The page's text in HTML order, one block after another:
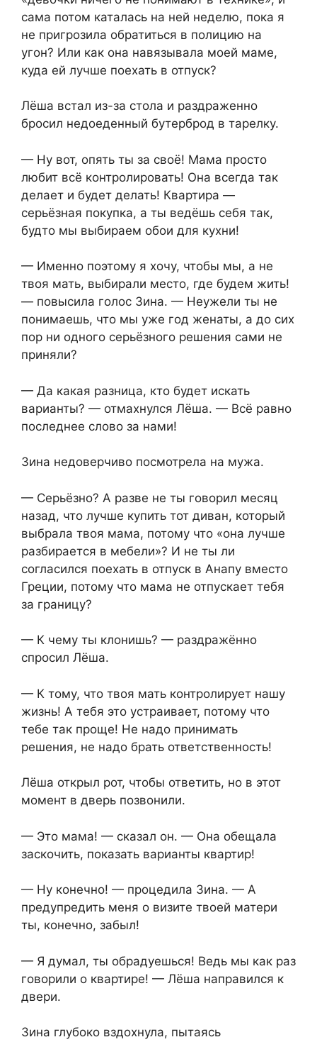
сама потом каталась на ней неделю, пока я
не пригрозила обратиться в полицию на
угон? Или как она навязывала моей маме,
куда ей лучше поехать в отпуск?
Лёша встал из-за стола и раздраженно
бросил недоеденный бутерброд в тарелку.
— Ну вот, опять ты за своё! Мама просто
любит всё контролировать! Она всегда так
делает и будет делать! Квартира —
серьёзная покупка, а ты ведёшь себя так,
будто мы выбираем обои для кухни!
— Именно поэтому я хочу, чтобы мы, а не
твоя мать, выбирали место, где будем жить!
— повысила голос Зина. — Неужели ты не
понимаешь, что мы уже год женаты, а до сих
пор ни одного серьёзного решения сами не
приняли?
— Да какая разница, кто будет искать
варианты? — отмахнулся Лёша. — Всё равно
последнее слово за нами!
Зина недоверчиво посмотрела на мужа.
— Серьёзно? А разве не ты говорил месяц
назад, что лучше купить тот диван, который
выбрала твоя мама, потому что «она лучше
разбирается в мебели»? И не ты ли
согласился поехать в отпуск в Анапу вместо
Греции, потому что мама не отпускает тебя
за границу?
— К чему ты клонишь? — раздражённо
спросил Лёша.
— К тому, что твоя мать контролирует нашу
жизнь! А тебя это устраивает, потому что
тебе так проще! Не надо принимать
решения, не надо брать ответственность!
Лёша открыл рот, чтобы ответить, но в этот
момент в дверь позвонили.
— Это мама! — сказал он. — Она обещала
заскочить, показать варианты квартир!
— Ну конечно! — процедила Зина. — А
предупредить меня о визите твоей матери
ты, конечно, забыл!
— Я думал, ты обрадуешься! Ведь мы как раз
говорили о квартире! — Лёша направился к
двери.
Зина глубоко вздохнула, пытаясь